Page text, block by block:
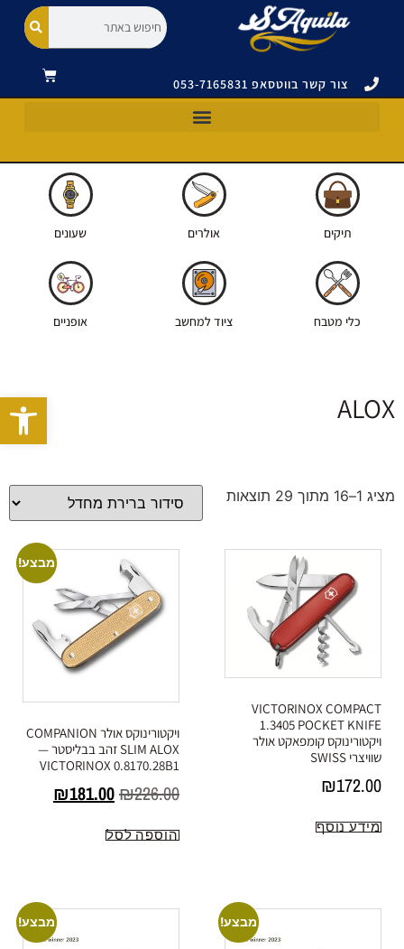
פתח
צור קשר בווטסאפ 053-7165831
תיקים אולרים שעונים
כלי מטבח ציוד למחשב אופניים
ALOX
מציג 1–16 מתוך 29 תוצאות
VICTORINOX COMPACT
1.3405 POCKET KNIFE
ויקטורינוקס קומפאקט אולר
שוויצרי SWISS
₪172.00
מידע נוסף
מבצע!
ויקטורינוקס אולר COMPANION
SLIM ALOX זהב בבליסטר —
VICTORINOX 0.8170.28B1
₪226.00
₪181.00
הוספה לסל
מבצע! מבצע!